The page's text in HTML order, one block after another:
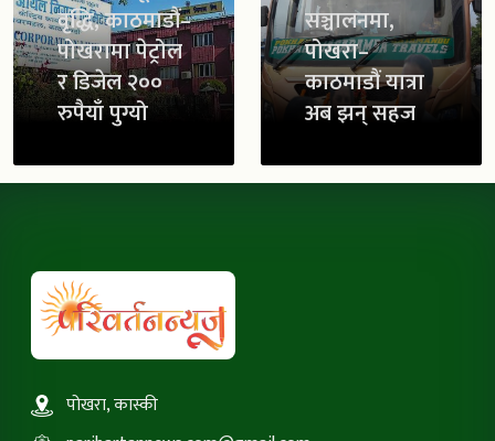
वृद्धि, काठमाडौं–
पोखरामा पेट्रोल
र डिजेल २००
रुपैयाँ पुग्यो
सञ्चालनमा,
पोखरा–
काठमाडौं यात्रा
अब झन् सहज
पोखरा, कास्की